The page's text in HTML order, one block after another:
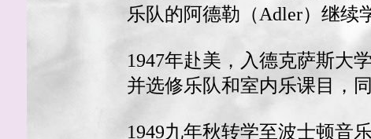
乐队的阿德勒（Adler）继续
1947年赴美，入德克萨斯大
并选修乐队和室内乐课目，
1949九年秋转学至波士顿音